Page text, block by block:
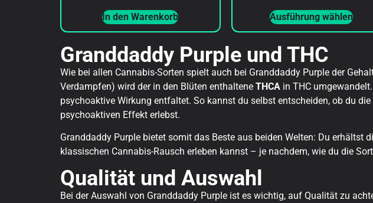
In den Warenkorb Ausführung wählen
Granddaddy Purple und THC
Wie bei allen Cannabis-Sorten spielt auch bei Granddaddy Purple der
Verdampfen) wird der in den Blüten enthaltene THCA in THC
psychoaktive Wirkung entfaltet. So kannst du selbst entscheiden, ob du
psychoaktiven Effekt erlebst.
Granddaddy Purple bietet somit das Beste aus beiden Welten: Du
klassischen Cannabis-Rausch erleben kannst – je nachdem, wie du die
Qualität und Auswahl
Bei der Auswahl von Granddaddy Purple ist es wichtig, auf Qualität zu